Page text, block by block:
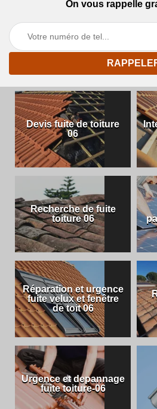
On vous rappelle
Devis fuite de toiture
06
Recherche de fuite
toiture 06
Réparation et urgence
fuite velux et fenêtre
de toit 06
Urgence et depannage
fuite toiture-06